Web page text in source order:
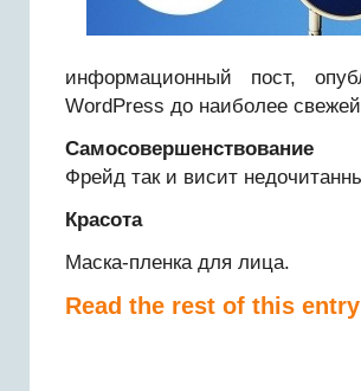
информационный пост,
WordPress до наиболее
Самосовершенствование
Фрейд так и висит
Красота
Маска-пленка для лица.
Read the rest of this